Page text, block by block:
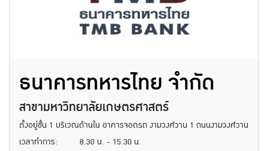
ธนาคารทหารไทย จำกัด
สาขามหาวิทยาลัยเกษตรศาสตร์
ตั้งอยู่ชั้น 1 บริเวณด้านใน อาคารจอดรถ งามวงศ์วาน 1 ถนนงามวงศ์วาน
เวลาทำการ:
8.30 น. - 15.30 น.